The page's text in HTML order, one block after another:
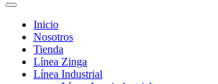
Inicio
Nosotros
Tienda
Línea Zinga
Línea Industrial